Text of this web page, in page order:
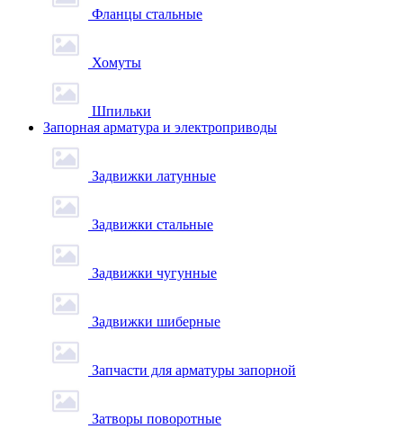
Фланцы стальные
Хомуты
Шпильки
Запорная арматура и электроприводы
Задвижки латунные
Задвижки стальные
Задвижки чугунные
Задвижки шиберные
Запчасти для арматуры запорной
Затворы поворотные